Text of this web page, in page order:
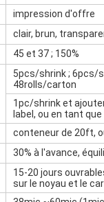
impression d'offre
clair, brun,
45 et 37 ; 150%
5pcs/shrink ; 6pcs/
48rolls/carton
1pc/shrink et
label, ou en tant
conteneur de 20ft,
30% à l'avance,
15-20 jours
sur le noyau et le